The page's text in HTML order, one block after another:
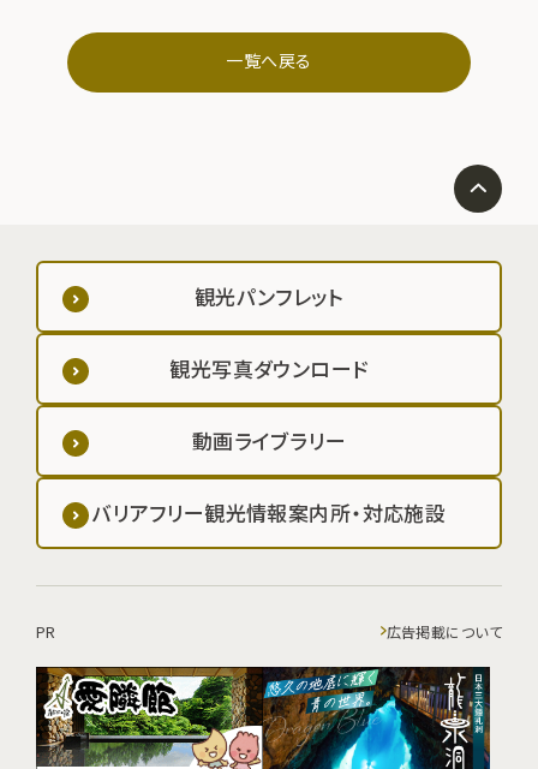
一覧へ戻る
観光パンフレット
観光写真ダウンロード
動画ライブラリー
バリアフリー観光情報案内所・対応施設
PR 広告掲載について